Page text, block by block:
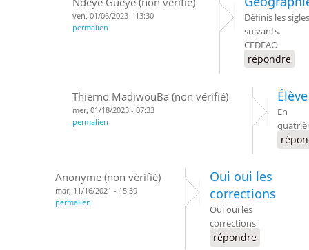
ven, 01/06/2023 - 13:30
permalien
Définis les sigles
suivants.
CEDEAO
répondre
Thierno MadiwouBa (non vérifié)
mer, 01/18/2023 - 07:33
permalien
Élève
En
Anonyme (non vérifié)
mar, 11/16/2021 - 15:39
permalien
Oui oui les
corrections
Oui oui les
corrections
répondre